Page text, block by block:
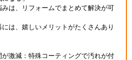
みは、リフォームでまとめて解決が可
は、嬉しいメリットがたくさんあり
が激減：特殊コーティングで汚れが付